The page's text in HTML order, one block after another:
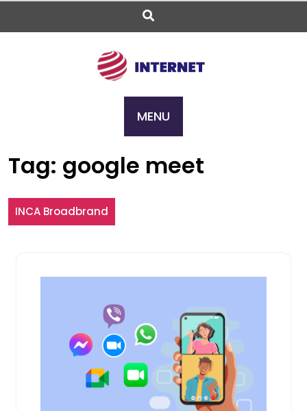
Skip
content
MENU
Tag: google meet
INCA Broadbrand